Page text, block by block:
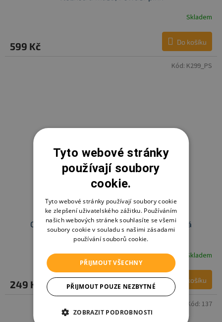
Skladem
599 Kč Do košíku
Cosing zavinovačka Sleeplease, Puntíky šedá
Skladem
249 Kč Do košíku
Kód: K299_PS
Kód: 137
Tyto webové stránky
používají soubory
cookie.
Tyto webové stránky používají soubory cookie
ke zlepšení uživatelského zážitku. Používáním
našich webových stránek souhlasíte se všemi
soubory cookie v souladu s našimi zásadami
používání souborů cookie.
PŘIJMOUT VŠECHNY
PŘIJMOUT POUZE NEZBYTNÉ
ZOBRAZIT PODROBNOSTI